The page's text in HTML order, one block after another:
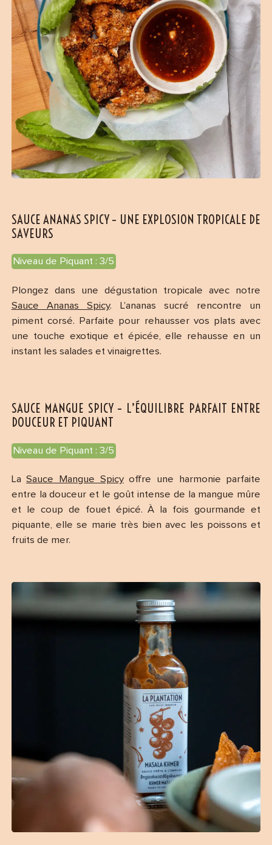
SAUCE ANANAS SPICY – UNE EXPLOSION TROPICALE DE
SAVEURS
Niveau de Piquant : 3/5
Plongez dans une dégustation tropicale avec notre
Sauce Ananas Spicy. L’ananas sucré rencontre un
piment corsé. Parfaite pour rehausser vos plats avec
une touche exotique et épicée, elle rehausse en un
instant les salades et vinaigrettes.
SAUCE MANGUE SPICY – L’ÉQUILIBRE PARFAIT ENTRE
DOUCEUR ET PIQUANT
Niveau de Piquant : 3/5
LaSauce Mangue Spicyoffre une harmonie parfaite
entre la douceur et le goût intense de la mangue mûre
et le coup de fouet épicé. À la fois gourmande et
piquante, elle se marie très bien avec les poissons et
fruits de mer.